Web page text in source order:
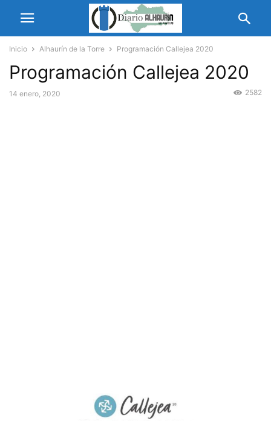
Inicio Alhaurín de la Torre Programación Callejea 2020
Programación Callejea 2020
14 enero, 2020 2582